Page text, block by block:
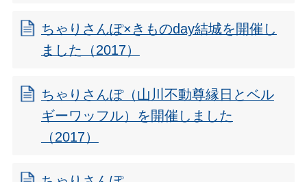
ちゃりさんぽ×きものday結城を開催し
ました（2017）
ちゃりさんぽ（山川不動尊縁日とベル
ギーワッフル）を開催しました
（2017）